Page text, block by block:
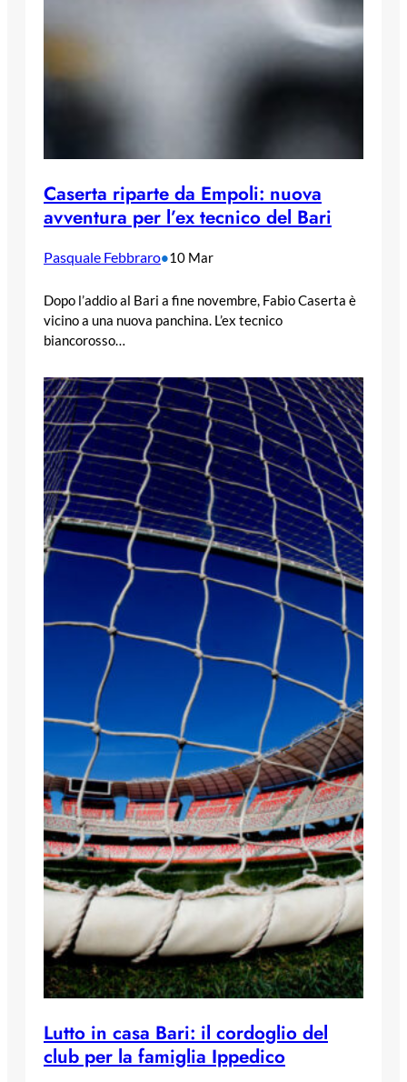
Caserta riparte da Empoli: nuova
avventura per l’ex tecnico del Bari
Pasquale Febbraro•10 Mar
Dopo l’addio al Bari a fine novembre, Fabio Caserta è
vicino a una nuova panchina. L’ex tecnico
biancorosso…
Lutto in casa Bari: il cordoglio del
club per la famiglia Ippedico